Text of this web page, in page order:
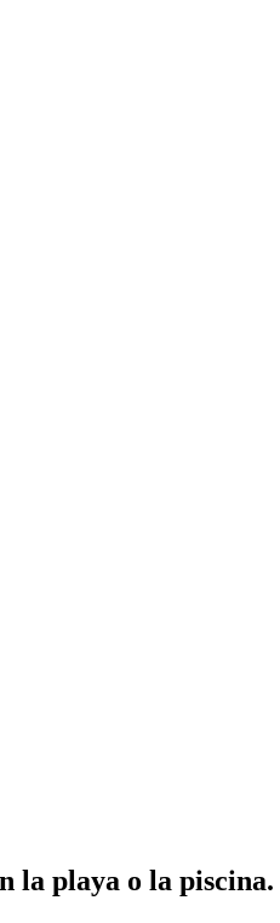
la playa o la piscina.